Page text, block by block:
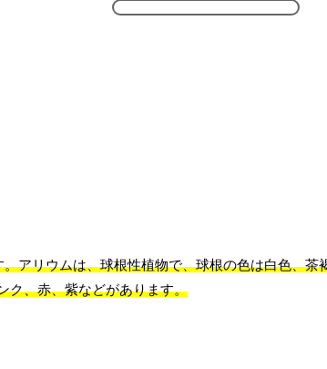
アリウムは、球根性植物で、球根の色は白色、茶
ク、赤、紫などがあります。